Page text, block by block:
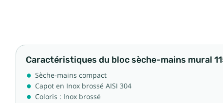
Caractéristiques du bloc sèche-mains mural
Sèche-mains compact
Capot en Inox brossé AISI 304
Coloris : Inox brossé